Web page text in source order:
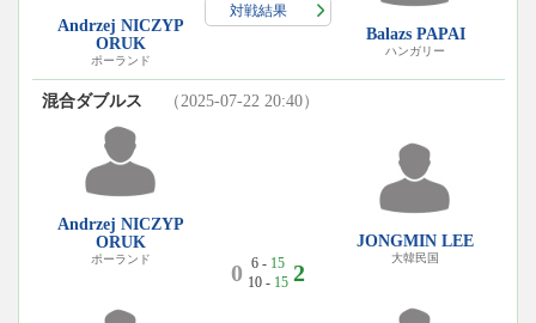
Andrzej NICZYP
ORUK
ポーランド
対戦結果
Balazs PAPAI
ハンガリー
混合ダブルス （2025-07-22 20:40）
Andrzej NICZYP
ORUK
ポーランド
0 6 - 15
10 - 15 2
JONGMIN LEE
大韓民国